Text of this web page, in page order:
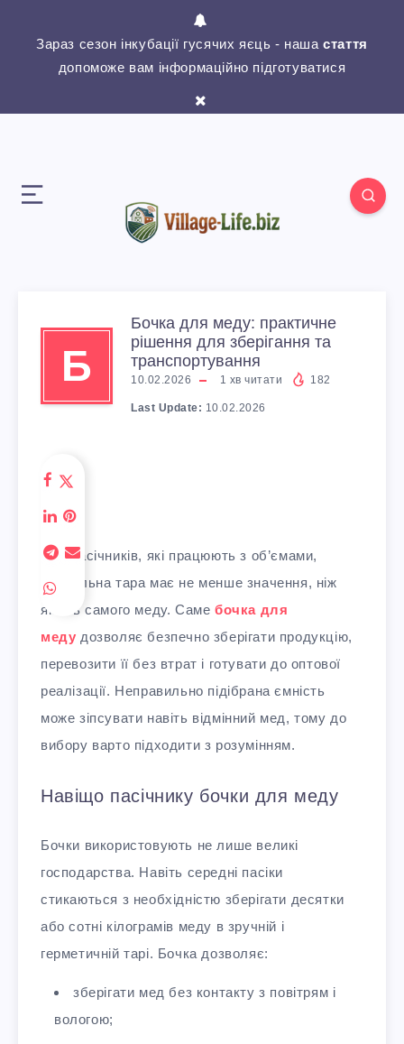
Зараз сезон інкубації гусячих яєць - нашастаття
допоможе вам інформаційно підготуватися
Б
Бочка для меду: практичне
рішення для зберігання та
транспортування
10.02.2026 1 хв читати 182
Last Update: 10.02.2026
Для пасічників, які працюють з об’ємами,
правильна тара має не менше значення, ніж
якість самого меду. Самебочка для
меду дозволяє безпечно зберігати продукцію,
перевозити її без втрат і готувати до оптової
реалізації. Неправильно підібрана ємність
може зіпсувати навіть відмінний мед, тому до
вибору варто підходити з розумінням.
Навіщо пасічнику бочки для меду
Бочки використовують не лише великі
господарства. Навіть середні пасіки
стикаються з необхідністю зберігати десятки
або сотні кілограмів меду в зручній і
герметичній тарі. Бочка дозволяє:
зберігати мед без контакту з повітрям і
вологою;